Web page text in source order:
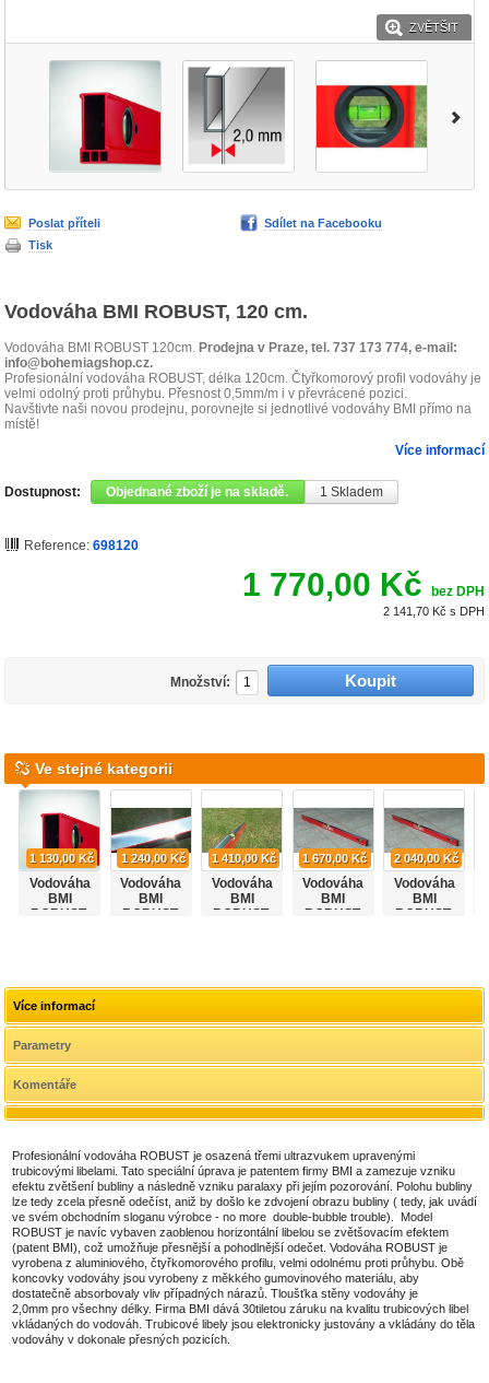
ZVĚTŠIT
Poslat příteli
Sdílet na Facebooku
Tisk
Vodováha BMI ROBUST, 120 cm.
Vodováha BMI ROBUST 120cm.Prodejna v Praze, tel. 737 173 774, e-mail:
info@bohemiagshop.cz.
Profesionální vodováha ROBUST, délka 120cm. Čtyřkomorový profil vodováhy je
velmi odolný proti průhybu. Přesnost 0,5mm/m i v převrácené pozici.
Navštivte naši novou prodejnu, porovnejte si jednotlivé vodováhy BMI přímo na
místě!
Více informací
Dostupnost: Objednané zboží je na skladě. 1 Skladem
Reference: 698120
1 770,00 Kč bez DPH
2 141,70 Kč s DPH
Množství:
Ve stejné kategorii
1 130,00 Kč
Vodováha
BMI
ROBUST,
1 240,00 Kč
Vodováha
BMI
ROBUST,
1 410,00 Kč
Vodováha
BMI
ROBUST,
1 670,00 Kč
Vodováha
BMI
ROBUST,
2 040,00 Kč
Vodováha
BMI
ROBUST,
Více informací
Parametry
Komentáře
Profesionální vodováha ROBUST je osazená třemi ultrazvukem upravenými
trubicovými libelami. Tato speciální úprava je patentem firmy BMI a zamezuje vzniku
efektu zvětšení bubliny a následně vzniku paralaxy při jejím pozorování. Polohu bubliny
lze tedy zcela přesně odečíst, aniž by došlo ke zdvojení obrazu bubliny ( tedy, jak uvádí
ve svém obchodním sloganu výrobce - no more double-bubble trouble). Model
ROBUST je navíc vybaven zaoblenou horizontální libelou se zvětšovacím efektem
(patent BMI), což umožňuje přesnější a pohodlnější odečet. Vodováha ROBUST je
vyrobena z aluminiového, čtyřkomorového profilu, velmi odolnému proti průhybu. Obě
koncovky vodováhy jsou vyrobeny z měkkého gumovinového materiálu, aby
dostatečně absorbovaly vliv případných nárazů. Tloušťka stěny vodováhy je
2,0mm pro všechny délky. Firma BMI dává 30tiletou záruku na kvalitu trubicových libel
vkládaných do vodováh. Trubicové libely jsou elektronicky justovány a vkládány do těla
vodováhy v dokonale přesných pozicích.